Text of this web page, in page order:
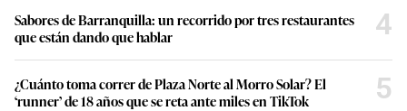
Sabores de Barranquilla: un recorrido por tres restaurantes
que están dando que hablar
4
¿Cuánto toma correr de Plaza Norte al Morro Solar? El
‘runner’ de 18 años que se reta ante miles en TikTok
5